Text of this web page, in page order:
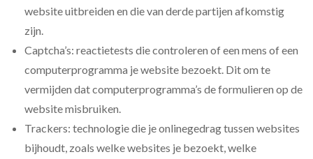
website uitbreiden en die van derde partijen afkomstig
zijn.
Captcha’s: reactietests die controleren of een mens of een
computerprogramma je website bezoekt. Dit om te
vermijden dat computerprogramma’s de formulieren op de
website misbruiken.
Trackers: technologie die je onlinegedrag tussen websites
bijhoudt, zoals welke websites je bezoekt, welke